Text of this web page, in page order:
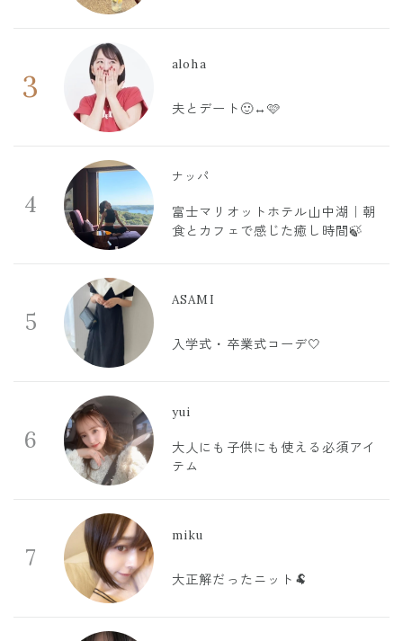
3
aloha
夫とデート🙂‍↔️🩷
4
ナッパ
富士マリオットホテル山中湖｜朝
食とカフェで感じた癒し時間🍃
5
ASAMI
入学式・卒業式コーデ🤍
6
yui
大人にも子供にも使える必須アイ
テム
7
miku
大正解だったニット🐏